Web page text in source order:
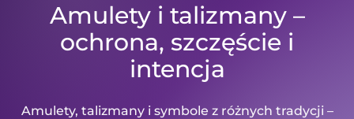
Amulety i talizmany –
ochrona, szczęście i
intencja
Amulety, talizmany i symbole z różnych tradycji –